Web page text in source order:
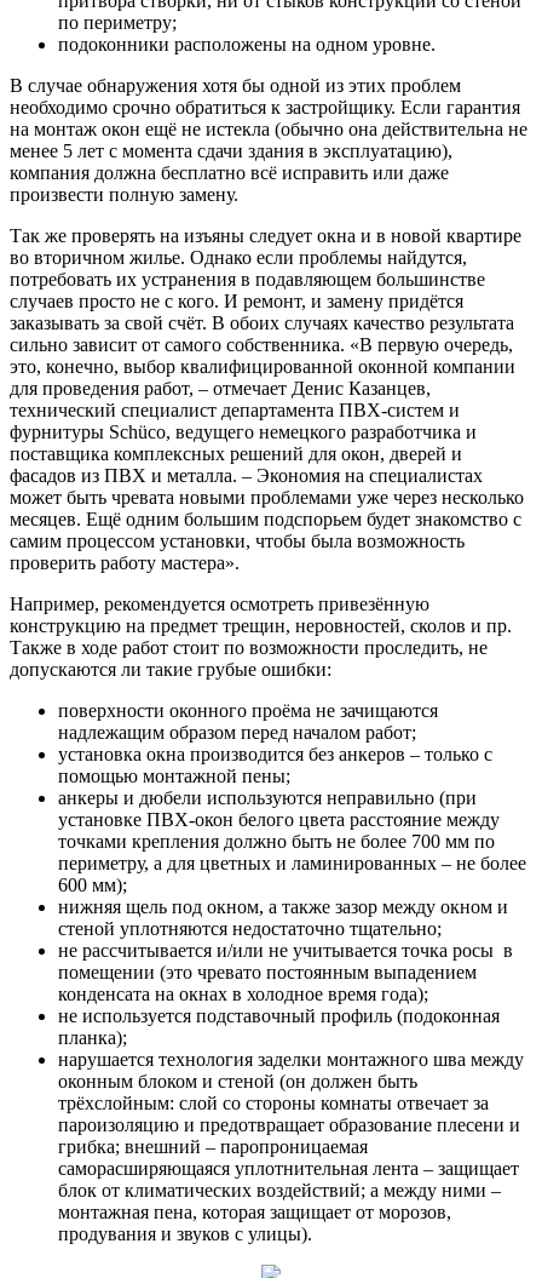
по периметру;
подоконники расположены на одном уровне.
В случае обнаружения хотя бы одной из этих проблем
необходимо срочно обратиться к застройщику. Если гарантия
на монтаж окон ещё не истекла (обычно она действительна не
менее 5 лет с момента сдачи здания в эксплуатацию),
компания должна бесплатно всё исправить или даже
произвести полную замену.
Так же проверять на изъяны следует окна и в новой квартире
во вторичном жилье. Однако если проблемы найдутся,
потребовать их устранения в подавляющем большинстве
случаев просто не с кого. И ремонт, и замену придётся
заказывать за свой счёт. В обоих случаях качество результата
сильно зависит от самого собственника. «В первую очередь,
это, конечно, выбор квалифицированной оконной компании
для проведения работ, – отмечает Денис Казанцев,
технический специалист департамента ПВХ-систем и
фурнитуры Schüco, ведущего немецкого разработчика и
поставщика комплексных решений для окон, дверей и
фасадов из ПВХ и металла. – Экономия на специалистах
может быть чревата новыми проблемами уже через несколько
месяцев. Ещё одним большим подспорьем будет знакомство с
самим процессом установки, чтобы была возможность
проверить работу мастера».
Например, рекомендуется осмотреть привезённую
конструкцию на предмет трещин, неровностей, сколов и пр.
Также в ходе работ стоит по возможности проследить, не
допускаются ли такие грубые ошибки:
поверхности оконного проёма не зачищаются
надлежащим образом перед началом работ;
установка окна производится без анкеров – только с
помощью монтажной пены;
анкеры и дюбели используются неправильно (при
установке ПВХ-окон белого цвета расстояние между
точками крепления должно быть не более 700 мм по
периметру, а для цветных и ламинированных – не более
600 мм);
нижняя щель под окном, а также зазор между окном и
стеной уплотняются недостаточно тщательно;
не рассчитывается и/или не учитывается точка росы в
помещении (это чревато постоянным выпадением
конденсата на окнах в холодное время года);
не используется подставочный профиль (подоконная
планка);
нарушается технология заделки монтажного шва между
оконным блоком и стеной (он должен быть
трёхслойным: слой со стороны комнаты отвечает за
пароизоляцию и предотвращает образование плесени и
грибка; внешний – паропроницаемая
саморасширяющаяся уплотнительная лента – защищает
блок от климатических воздействий; а между ними –
монтажная пена, которая защищает от морозов,
продувания и звуков с улицы).